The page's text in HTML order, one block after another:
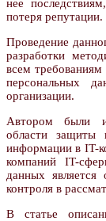
нее
потеря репутации.
Проведение
разработки
всем
персональных
организации.
Автором были
области защиты
информации в IT-
компаний IT-
данных является
контроля в
В статье